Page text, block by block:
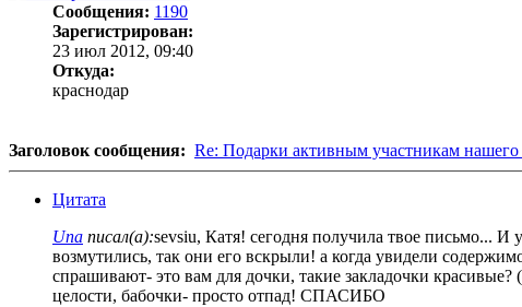
Сообщения: 1190
Зарегистрирован:
23 июл 2012, 09:40
Откуда:
краснодар
Заголовок сообщения: Re: Подарки активным участникам
Цитата
Una писал(а):sevsiu, Катя! сегодня получила твое письмо...
возмутились, так они его вскрыли! а когда увидели
спрашивают- это вам для дочки, такие закладочки
целости, бабочки- просто отпад! СПАСИБО